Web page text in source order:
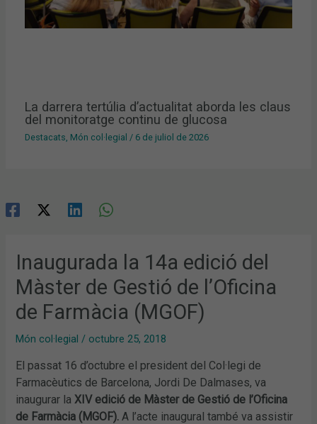
Inaugurada la 14a edició del
Màster de Gestió de l’Oficina
de Farmàcia (MGOF)
Món col·legial / octubre 25, 2018
El passat 16 d’octubre el president del Col·legi de
Farmacèutics de Barcelona, Jordi De Dalmases, va
inaugurar laXIV edició de Màster de Gestió de l’Oficina
de Farmàcia (MGOF). A l’acte inaugural també va assistir
La darrera tertúlia d’actualitat aborda les claus
del monitoratge continu de glucosa
Destacats, Món col·legial / 6 de juliol de 2026